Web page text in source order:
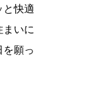
と快適
まいに
願っ